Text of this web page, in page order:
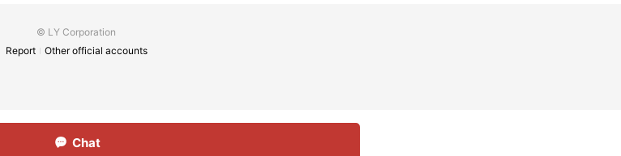
© LY Corporation
Report
Other official accounts
Chat